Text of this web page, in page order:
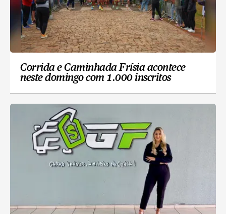
Corrida e Caminhada Frísia acontece
neste domingo com 1.000 inscritos